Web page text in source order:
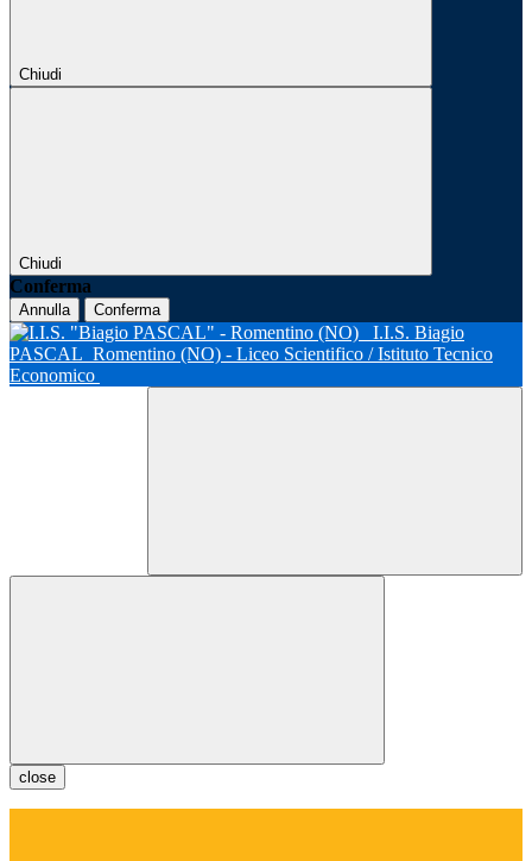
Chiudi
Chiudi
Conferma
Annulla Conferma
I.I.S. Biagio
PASCAL Romentino (NO) - Liceo Scientifico / Istituto Tecnico
Economico
close